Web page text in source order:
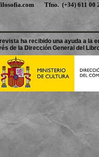
Tfno.(+34) 611
ha recibido una ayuda a la
de la Dirección General del